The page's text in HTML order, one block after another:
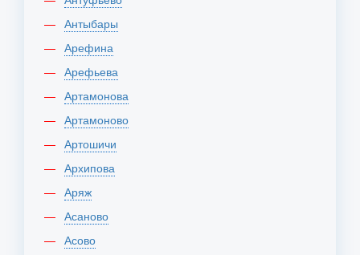
Антыбары
Арефина
Арефьева
Артамонова
Артамоново
Артошичи
Архипова
Аряж
Асаново
Асово